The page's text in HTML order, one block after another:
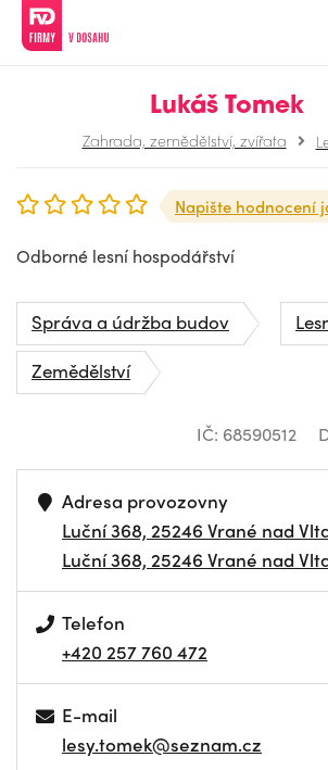
Lukáš Tomek
Zahrada, zemědělství, zvířata
Napište hodnocení
Odborné lesní hospodářství
Správa a údržba budov
Zemědělství
IČ: 68590512
Adresa provozovny
Luční 368, 25246 Vrané nad
Luční 368, 25246 Vrané nad
Telefon
+420 257 760 472
E-mail
lesy.tomek@seznam.cz